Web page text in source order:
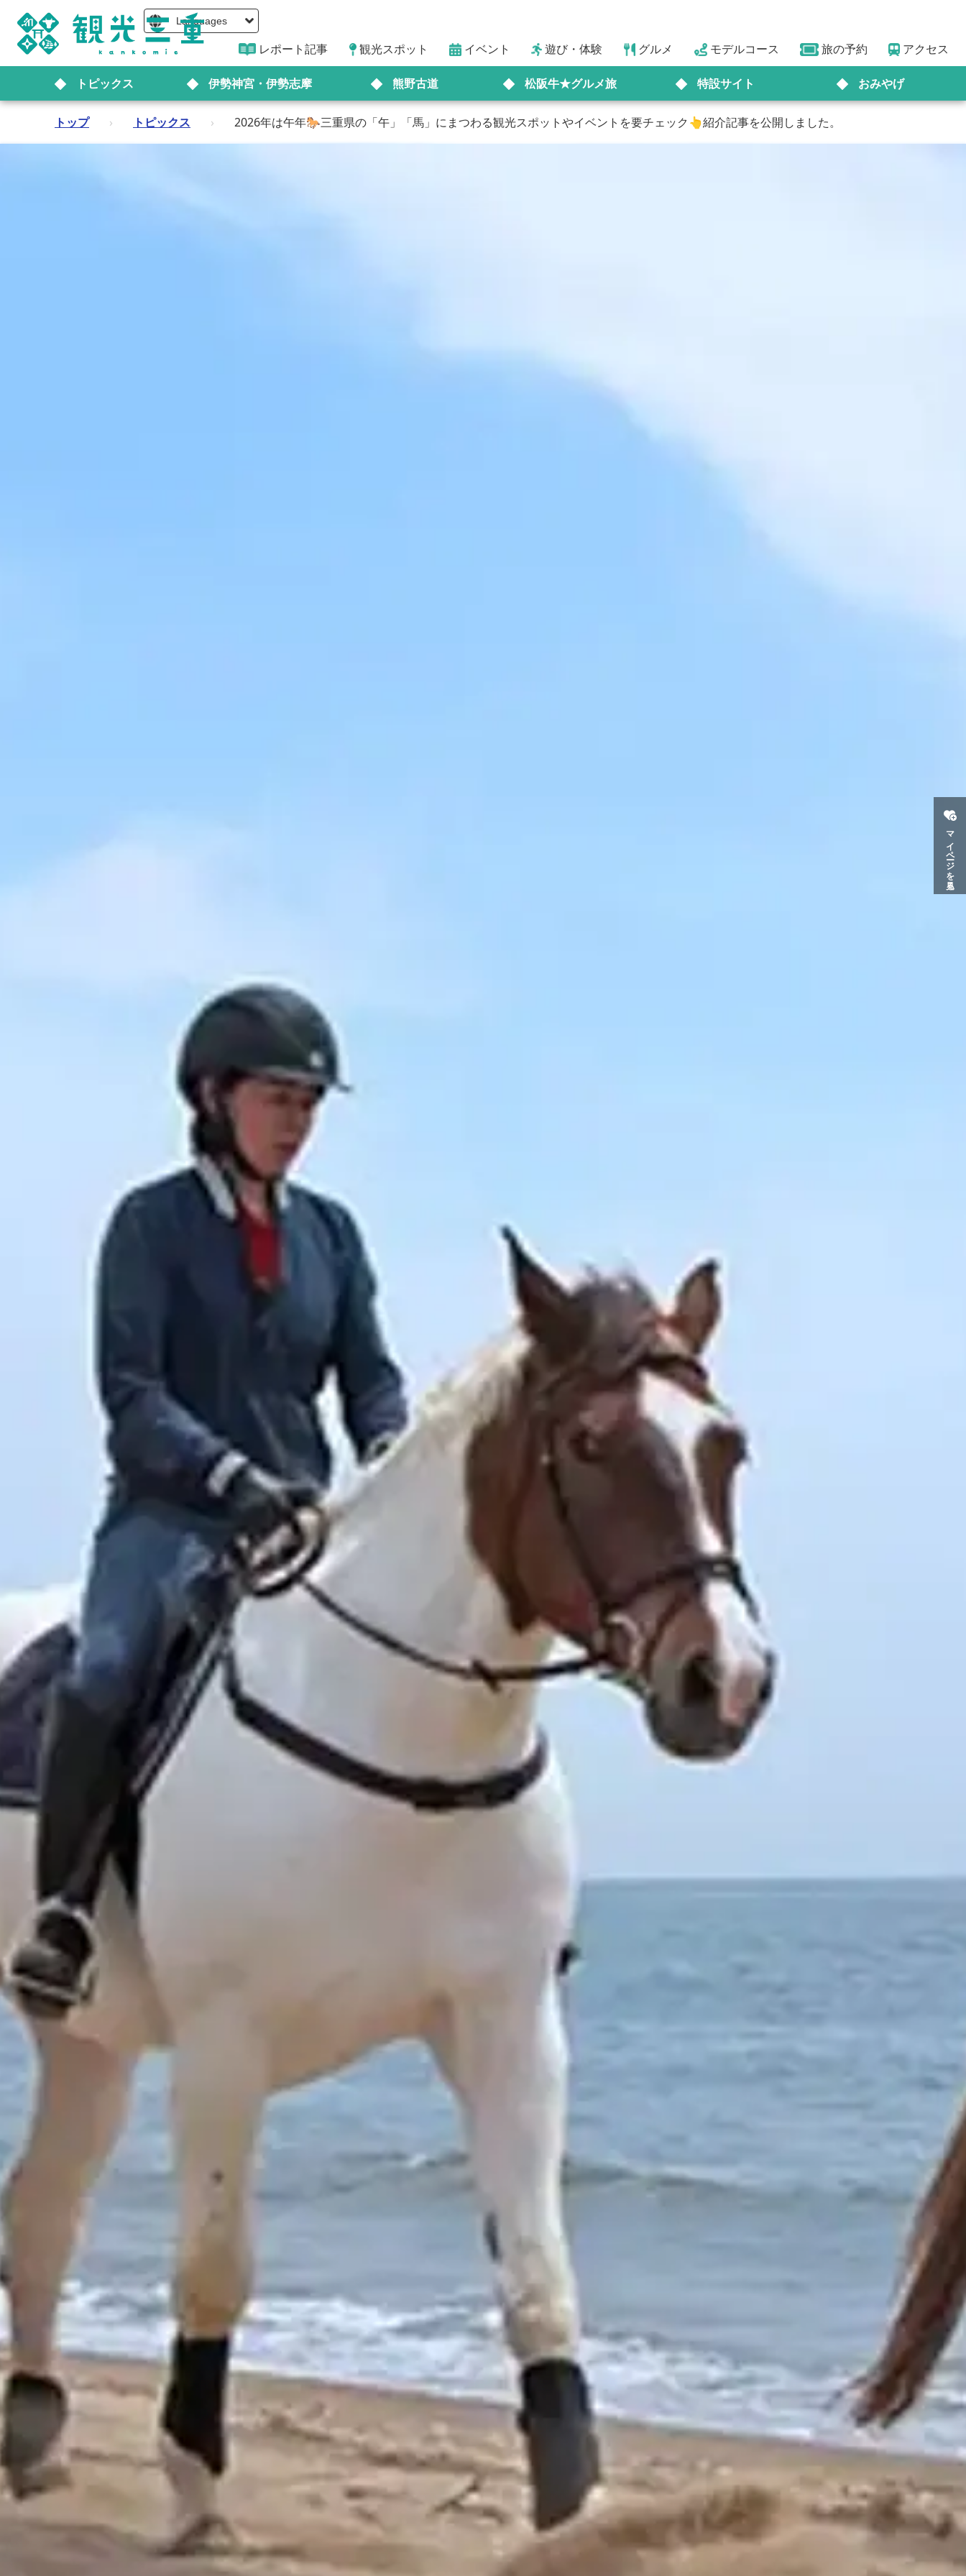
Languages
レポート記事 観光スポット イベント 遊び・体験 グルメ モデルコース 旅の予約 アクセス
トピックス 伊勢神宮・伊勢志摩 熊野古道 松阪牛★グルメ旅 特設サイト おみやげ
マイページを見る
トップ › トピックス › 2026年は午年🐎三重県の「午」「馬」にまつわる観光スポットやイベントを要チェック👆紹介記事を公開しました。